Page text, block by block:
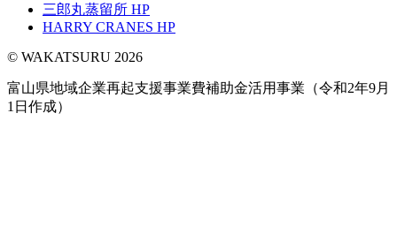
三郎丸蒸留所 HP
HARRY CRANES HP
© WAKATSURU 2026
富山県地域企業再起支援事業費補助金活用事業（令和2年9月
1日作成）